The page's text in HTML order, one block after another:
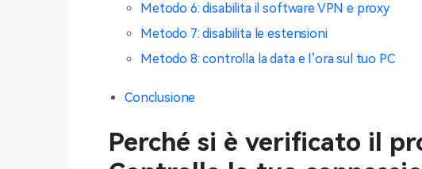
Metodo 6: disabilita il software VPN e proxy
Metodo 7: disabilita le estensioni
Metodo 8: controlla la data e l’ora sul tuo PC
Conclusione
Perché si è verificato il